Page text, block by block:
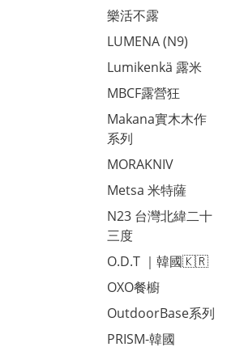
樂活不露
LUMENA (N9)
Lumikenkä 露米
MBCF露營狂
Makana實木木作
系列
MORAKNIV
Metsa 米特薩
N23 台灣北緯二十
三度
O.D.T ｜韓國🇰🇷
OXO餐櫥
OutdoorBase系列
PRISM-韓國